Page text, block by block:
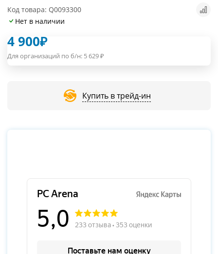
Код товара: Q0093300
Нет в наличии
4 900₽
Для организаций по б/н: 5 629₽
Купить в трейд-ин